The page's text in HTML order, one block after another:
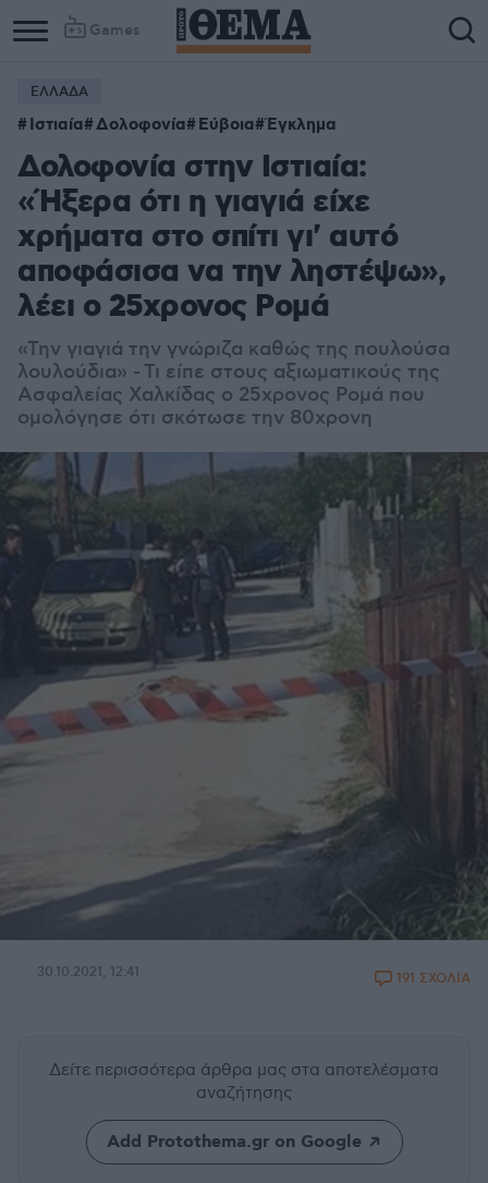
Games
Column
1
Column
2
ΕΛΛΑΔΑ
Ιστιαία Δολοφονία Εύβοια Έγκλημα
Δολοφονία στην Ιστιαία:
«Ήξερα ότι η γιαγιά είχε
χρήματα στο σπίτι γι' αυτό
αποφάσισα να την ληστέψω»,
λέει ο 25χρονος Ρομά
«Την γιαγιά την γνώριζα καθώς της πουλούσα
λουλούδια» - Τι είπε στους αξιωματικούς της
Ασφαλείας Χαλκίδας ο 25χρονος Ρομά που
ομολόγησε ότι σκότωσε την 80χρονη
30.10.2021, 12:41 191 ΣΧΟΛΙΑ
Δείτε περισσότερα άρθρα μας στα αποτελέσματα
αναζήτησης
Add Protothema.gr on Google